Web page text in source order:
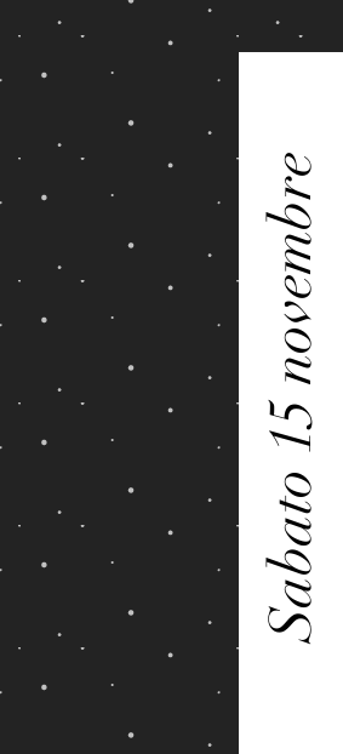
Sabato 15 novembre